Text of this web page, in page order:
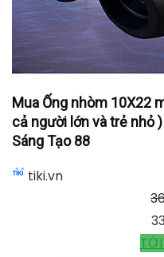
Mua Ống nhòm 10X22
cả người lớn và trẻ nhỏ
Sáng Tạo 88
tiki.vn